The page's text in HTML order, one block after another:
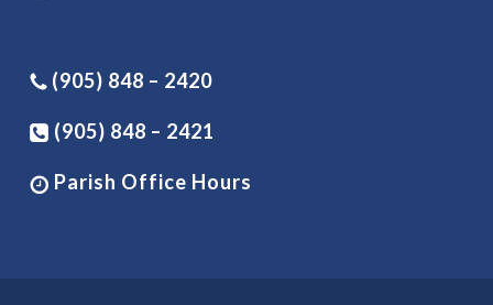
(905) 848 – 2420
(905) 848 – 2421
Parish Office Hours